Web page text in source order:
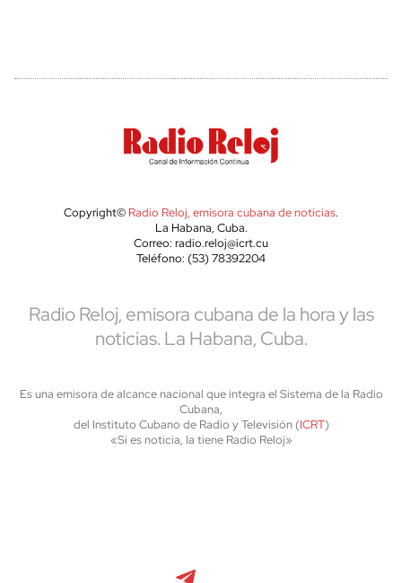
Copyright© Radio Reloj, emisora cubana de noticias.
La Habana, Cuba.
Correo: radio.reloj@icrt.cu
Teléfono: (53) 78392204
Radio Reloj, emisora cubana de la hora y las
noticias. La Habana, Cuba.
Es una emisora de alcance nacional que integra el Sistema de la Radio
Cubana,
del Instituto Cubano de Radio y Televisión (ICRT)
«Si es noticia, la tiene Radio Reloj»